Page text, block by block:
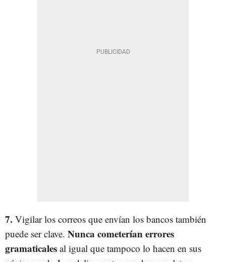
7. Vigilar los correos que envían los bancos también
puede ser clave. Nunca cometerían errores
gramaticales al igual que tampoco lo hacen en sus